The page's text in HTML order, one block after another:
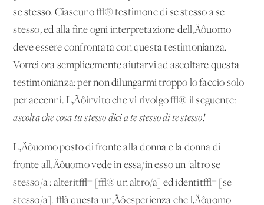
se stesso. Ciascuno √® testimone di se stesso a se
stesso, ed alla fine ogni interpretazione dell‚Äôuomo
deve essere confrontata con questa testimonianza.
Vorrei ora semplicemente aiutarvi ad ascoltare questa
testimonianza: per non dilungarmi troppo lo faccio solo
per accenni. L‚Äôinvito che vi rivolgo √® il seguente:
ascolta che cosa tu stesso dici a te stesso di te stesso!
L‚Äôuomo posto di fronte alla donna e la donna di
fronte all‚Äôuomo vede in essa/in esso un 'altro se
stesso/a': alterit√† [√® un altro/a] ed identit√† [se
stesso/a]. √à questa un‚Äôesperienza che l‚Äôuomo